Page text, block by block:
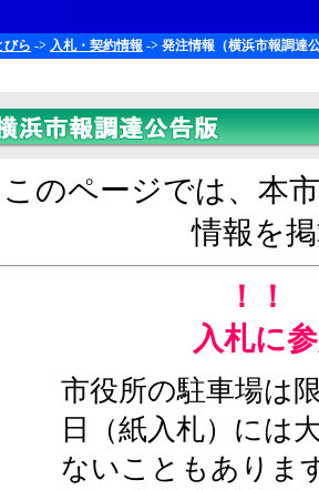
びら -> 入札・契約情報 -> 発注情報（横浜市報調達
このページでは、本
情報を
！！
入札に
市役所の駐車場は
日（紙入札）には
ないこともありま